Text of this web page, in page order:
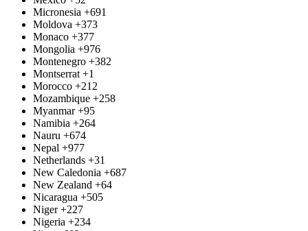
Micronesia +691
Moldova +373
Monaco +377
Mongolia +976
Montenegro +382
Montserrat +1
Morocco +212
Mozambique +258
Myanmar +95
Namibia +264
Nauru +674
Nepal +977
Netherlands +31
New Caledonia +687
New Zealand +64
Nicaragua +505
Niger +227
Nigeria +234